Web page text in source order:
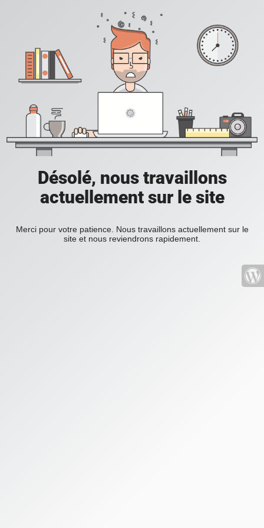
Désolé, nous travaillons
actuellement sur le site
Merci pour votre patience. Nous travaillons actuellement sur le
site et nous reviendrons rapidement.